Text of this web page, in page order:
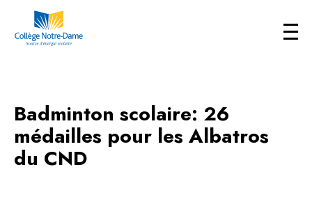
Badminton scolaire: 26
médailles pour les Albatros
du CND